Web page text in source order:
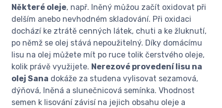
Některé oleje, např. lněný můžou začít oxidovat při
delším anebo nevhodném skladování. Při oxidaci
dochází ke ztrátě cenných látek, chuti a ke žluknutí,
po němž se olej stává nepoužitelný. Díky domácímu
lisu na olej můžete mít po ruce tolik čerstvého oleje,
kolik právě využijete. Nerezové provedení lisu na
olej Sana dokáže za studena vylisovat sezamová,
dýňová, lněná a slunečnicová semínka. Vhodnost
semen k lisování závisí na jejich obsahu oleje a